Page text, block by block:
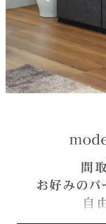
単品で使用不可能
原産国
中国